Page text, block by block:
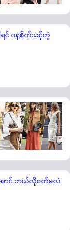
င် ဂရုစိုက်သင့်တဲ့
ာင် ဘယ်လိုဝတ်မလဲ